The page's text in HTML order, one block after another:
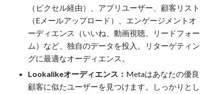
（ピクセル経由）、アプリユーザー、顧客リスト
（Eメールアップロード）、エンゲージメントオ
ーディエンス（いいね、動画視聴、リードフォー
ム）など、独自のデータを投入。リターゲティン
グに最適なオーディエンス。
Lookalikeオーディエンス： Metaはあなたの優良
顧客に似たユーザーを見つけます。しっかりとし